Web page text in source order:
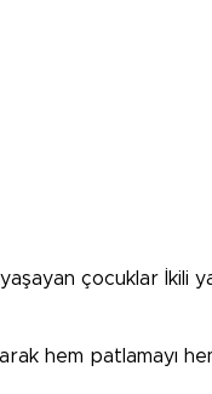
çocuklar İkili
hem patlamayı